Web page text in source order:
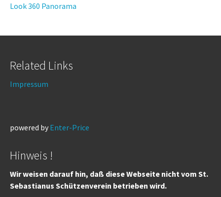
Look 360 Panorama
Related Links
Impressum
powered by Enter-Price
Hinweis !
Wir weisen darauf hin, daß diese Webseite nicht vom St.
Sebastianus Schützenverein betrieben wird.